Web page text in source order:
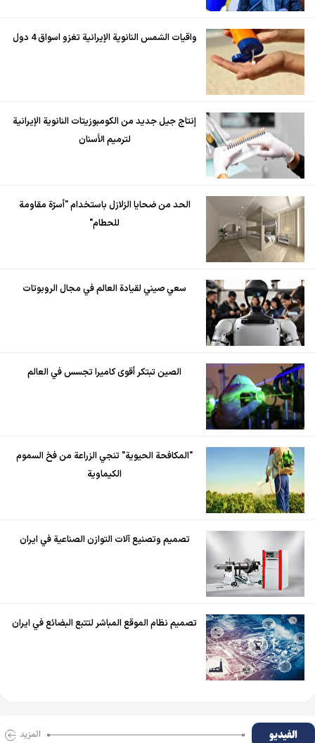
واقيات الشمس النانوية الإيرانية تغزو اسواق 4 دول
إنتاج جيل جديد من الكومبوزيتات النانوية الإيرانية
لترميم الأسنان
الحد من ضحايا الزلازل باستخدام "أسرّة مقاومة
للحطام"
سعي صيني لقيادة العالم في مجال الروبوتات
الصين تبتكر أقوى كاميرا تجسس في العالم
"المكافحة الحيوية" تنجي الزراعة من فخ السموم
الكيماوية
تصميم وتصنيع آلات التوازن الصناعية في ايران
تصميم نظام الموقع المباشر لتتبع البضائع في ايران
الفیدیو المزید